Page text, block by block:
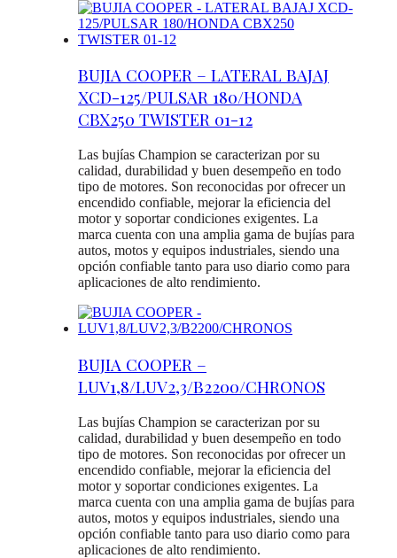
BUJIA COOPER – LATERAL BAJAJ
XCD-125/PULSAR 180/HONDA
CBX250 TWISTER 01-12
Las bujías Champion se caracterizan por su
calidad, durabilidad y buen desempeño en todo
tipo de motores. Son reconocidas por ofrecer un
encendido confiable, mejorar la eficiencia del
motor y soportar condiciones exigentes. La
marca cuenta con una amplia gama de bujías para
autos, motos y equipos industriales, siendo una
opción confiable tanto para uso diario como para
aplicaciones de alto rendimiento.
BUJIA COOPER –
LUV1,8/LUV2,3/B2200/CHRONOS
Las bujías Champion se caracterizan por su
calidad, durabilidad y buen desempeño en todo
tipo de motores. Son reconocidas por ofrecer un
encendido confiable, mejorar la eficiencia del
motor y soportar condiciones exigentes. La
marca cuenta con una amplia gama de bujías para
autos, motos y equipos industriales, siendo una
opción confiable tanto para uso diario como para
aplicaciones de alto rendimiento.